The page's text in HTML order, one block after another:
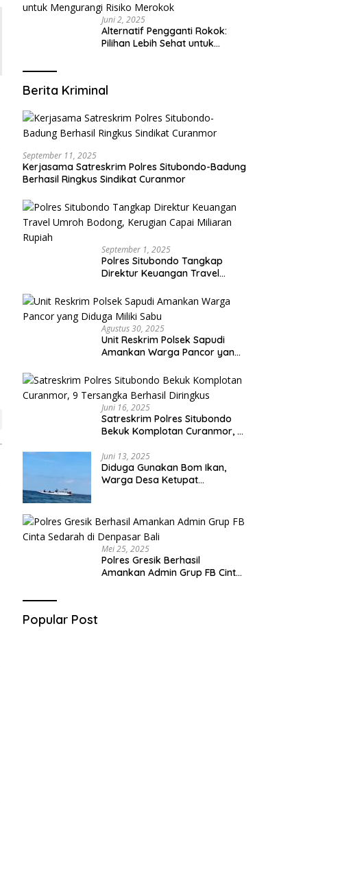
Juni 2, 2025
Alternatif Pengganti Rokok:
Pilihan Lebih Sehat untuk
Berita Kriminal
September 11, 2025
Kerjasama Satreskrim Polres Situbondo-Badung
Berhasil Ringkus Sindikat Curanmor
September 1, 2025
Polres Situbondo Tangkap
Direktur Keuangan Travel
Capai Miliaran Rupiah
Agustus 30, 2025
Unit Reskrim Polsek Sapudi
Amankan Warga Pancor yang
Juni 16, 2025
Satreskrim Polres Situbondo
Bekuk Komplotan Curanmor, 9
Juni 13, 2025
Diduga Gunakan Bom Ikan,
Warga Desa Ketupat
Mei 25, 2025
Polres Gresik Berhasil
Amankan Admin Grup FB Cinta
Popular Post